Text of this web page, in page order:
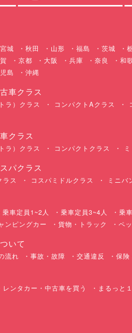
宮城 秋田 山形 福島 茨城
京都 大阪 兵庫 奈良 和
島 沖縄
車クラス
ラ）クラス コンパクトAクラス
クラス
ラ）クラス コンパクトクラス
パクラス
ラス コスパミドルクラス ミニバ
乗車定員1~2人 乗車定員3~4人 乗
ンピングカー 貨物・トラック ペ
いて
流れ 事故・故障 交通違反 保険
レンタカー・中古車を買う まるっと